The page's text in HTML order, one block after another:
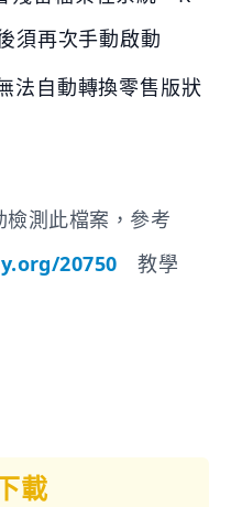
須再次手動啟動
法自動轉換零售版狀
檢測此檔案，參考
20750 教學
載